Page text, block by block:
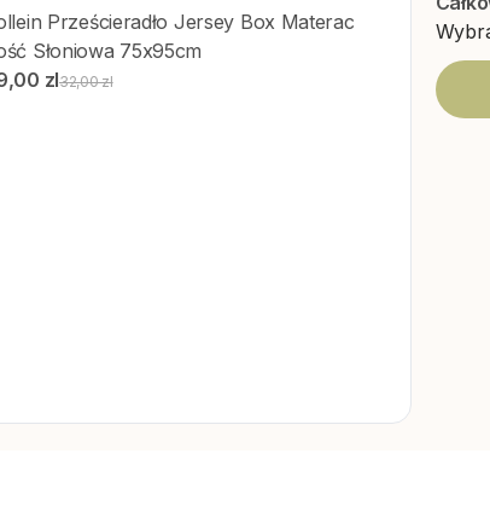
Prześcieradło Jersey Box Materac
Słoniowa 75x95cm
zl32,00 zl